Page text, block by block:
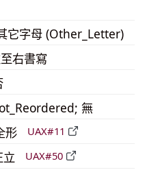
它字母 (Other_Letter)
右書寫
無
形 UAX#11
立 UAX#50